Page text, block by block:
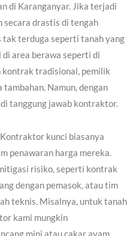
di Karanganyar. Jika terjadi
secara drastis di tengah
tak terduga seperti tanah yang
di area berawa seperti di
kontrak tradisional, pemilik
Namun, dengan
tanggung jawab kontraktor.
Kontraktor kunci biasanya
penawaran harga mereka.
risiko, seperti kontrak
dengan pemasok, atau tim
teknis. Misalnya, untuk tanah
kami mungkin
mini atau cakar ayam